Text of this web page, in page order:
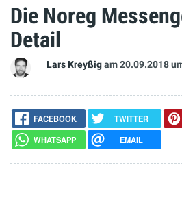
Die Noreg
Detail
Lars Kreyßigam 20.09.2018
FACEBOOK TWITTER
WHATSAPP
EMAIL